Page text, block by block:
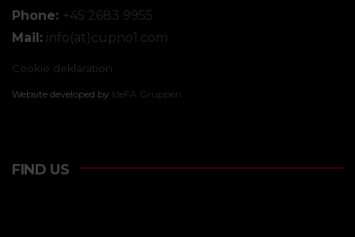
Phone: +45 2683 9955
Mail: info(at)cupno1.com
Cookie deklaration
Website developed by IdeFA Gruppen
FIND US